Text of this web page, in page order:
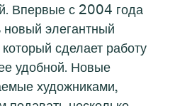
Впервые с 2004 года
новый элегантный
сделает работу
удобной. Новые
художниками,